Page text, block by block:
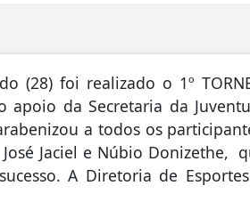
(28) foi realizado o 1º
apoio da Secretaria da
a todos os
Jaciel e Núbio Donizethe,
A Diretoria de